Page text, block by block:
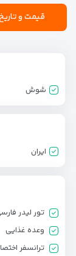
قیمت و
شوش
ایران
تور لیدر
وعده غذایی
ترانسفر